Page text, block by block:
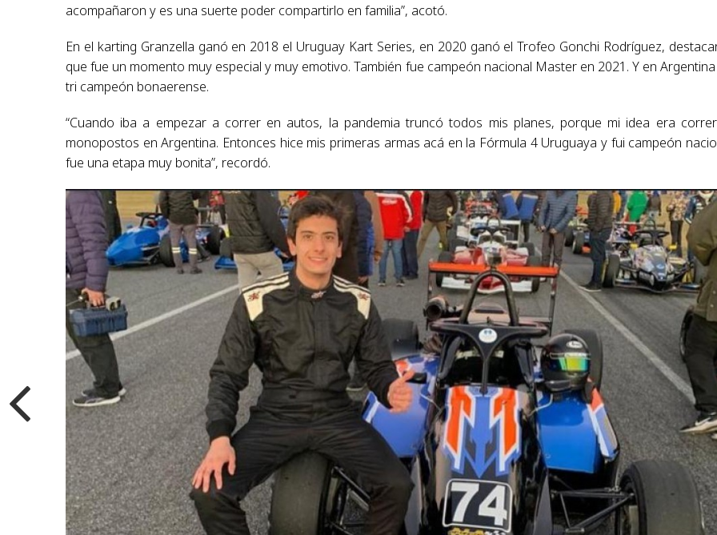
acompañaron y es una suerte poder compartirlo en familia”, acotó.
En el karting Granzella ganó en 2018 el Uruguay Kart Series, en 2020 ganó el Trofeo Gonchi Rodríguez,
que fue un momento muy especial y muy emotivo. También fue campeón nacional Master en 2021. Y en
tri campeón bonaerense.
“Cuando iba a empezar a correr en autos, la pandemia truncó todos mis planes, porque mi idea era
monopostos en Argentina. Entonces hice mis primeras armas acá en la Fórmula 4 Uruguaya y fui campeón
fue una etapa muy bonita”, recordó.